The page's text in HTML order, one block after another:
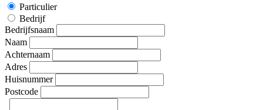
Particulier
Bedrijf
Bedrijfsnaam
Naam
Achternaam
Adres
Huisnummer
Postcode